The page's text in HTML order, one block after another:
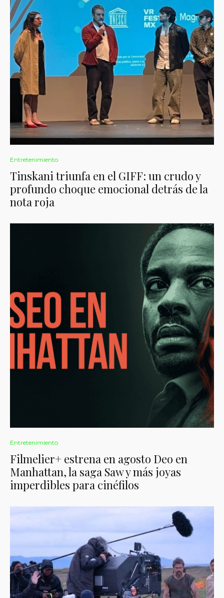
Entretenimiento
Tinskani triunfa en el GIFF: un crudo y
profundo choque emocional detrás de la
nota roja
Entretenimiento
Filmelier+ estrena en agosto Deo en
Manhattan, la saga Saw y más joyas
imperdibles para cinéfilos